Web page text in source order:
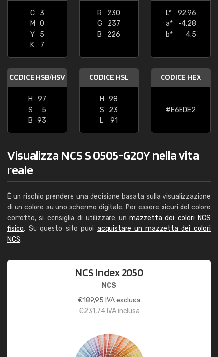
C
3
M
0
Y
5
K
7
R
230
G
237
B
226
L*
92.96
a*
-4.28
b*
4.5
CODICE HSB/HSV
H
97
S
5
B
93
CODICE HSL
H
98
S
23
L
91
CODICE HEX
#E6EDE2
Visualizza NCS S 0505-G20Y nella vita
reale
È un rischio prendere una decisione basata sulla visualizzazione
di un colore su uno schermo digitale. Per essere sicuri del colore
corretto, si consiglia di utilizzare un mazzetta dei colori NCS
fisico. Su questo sito puoi acquistare un mazzetta dei colori
NCS.
NCS Index 2050
NCS
€189,95 IVA esclusa
€231,74IVA inclusa